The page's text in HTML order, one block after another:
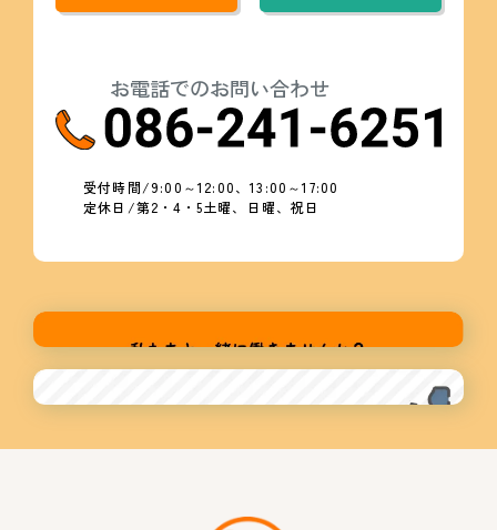
お電話でのお問い合わせ
受付時間/9:00～12:00、13:00～17:00
定休日/第2・4・5土曜、日曜、祝日